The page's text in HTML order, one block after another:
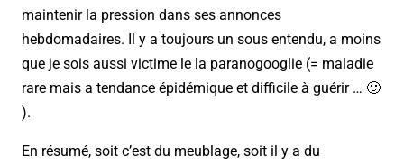
maintenir la pression dans ses annonces
hebdomadaires. Il y a toujours un sous entendu, a moins
que je sois aussi victime le la paranogooglie (= maladie
rare mais a tendance épidémique et difficile à guérir … 🙂
).
En résumé, soit c’est du meublage, soit il y a du